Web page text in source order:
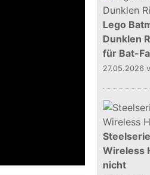
Lego
Dunklen
für Bat-
27.05.2026
Wireless
nicht